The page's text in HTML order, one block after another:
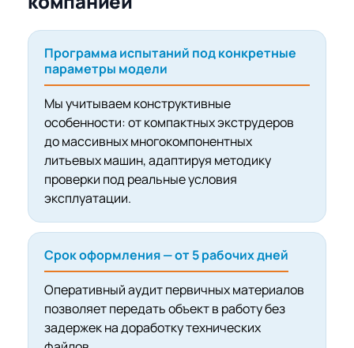
Программа испытаний под конкретные
параметры модели
Мы учитываем конструктивные
особенности: от компактных экструдеров
до массивных многокомпонентных
литьевых машин, адаптируя методику
проверки под реальные условия
эксплуатации.
Срок оформления — от 5 рабочих дней
Оперативный аудит первичных материалов
позволяет передать объект в работу без
задержек на доработку технических